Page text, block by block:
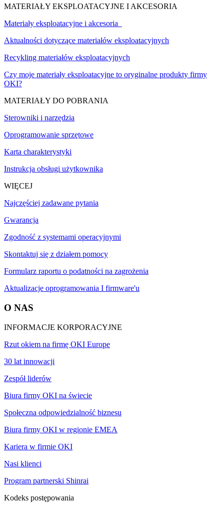
MATERIAŁY EKSPLOATACYJNE I AKCESORIA
Materiały eksploatacyjne i akcesoria
Aktualności dotyczące materiałów eksploatacyjnych
Recykling materiałów eksploatacyjnych
Czy moje materiały eksploatacyjne to oryginalne produkty firmy
OKI?
MATERIAŁY DO POBRANIA
Sterowniki i narzędzia
Oprogramowanie sprzętowe
Karta charakterystyki
Instrukcja obsługi użytkownika
WIĘCEJ
Najczęściej zadawane pytania
Gwarancja
Zgodność z systemami operacyjnymi
Skontaktuj się z działem pomocy
Formularz raportu o podatności na zagrożenia
Aktualizacje oprogramowania I firmware'u
O NAS
INFORMACJE KORPORACYJNE
Rzut okiem na firmę OKI Europe
30 lat innowacji
Zespół liderów
Biura firmy OKI na świecie
Społeczna odpowiedzialność biznesu
Biura firmy OKI w regionie EMEA
Kariera w firmie OKI
Nasi klienci
Program partnerski Shinrai
Kodeks postępowania